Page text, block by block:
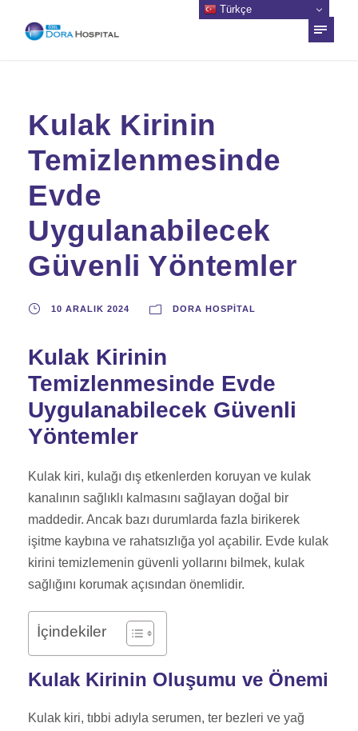
Kulak Kirinin
Temizlenmesinde
Evde
Uygulanabilecek
Güvenli Yöntemler
10 ARALIK 2024 DORA HOSPITAL
Kulak Kirinin
Temizlenmesinde Evde
Uygulanabilecek Güvenli
Yöntemler
Kulak kiri, kulağı dış etkenlerden koruyan ve kulak
kanalının sağlıklı kalmasını sağlayan doğal bir
maddedir. Ancak bazı durumlarda fazla birikerek
işitme kaybına ve rahatsızlığa yol açabilir. Evde kulak
kirini temizlemenin güvenli yollarını bilmek, kulak
sağlığını korumak açısından önemlidir.
İçindekiler
Kulak Kirinin Oluşumu ve Önemi
Kulak kiri, tıbbi adıyla serumen, ter bezleri ve yağ
Türkçe